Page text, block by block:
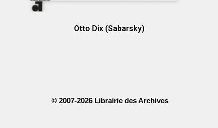
Otto Dix (Sabarsky)
© 2007-2026 Librairie des Archives